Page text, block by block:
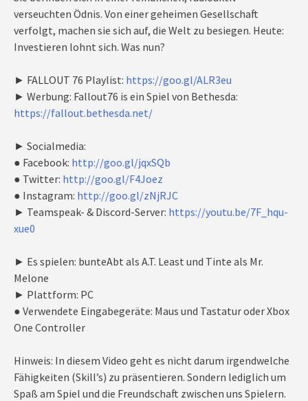
verseuchten Ödnis. Von einer geheimen Gesellschaft
verfolgt, machen sie sich auf, die Welt zu besiegen. Heute:
Investieren lohnt sich. Was nun?
► FALLOUT 76 Playlist: https://goo.gl/ALR3eu
► Werbung: Fallout76 is ein Spiel von Bethesda:
https://fallout.bethesda.net/
► Socialmedia:
● Facebook: http://goo.gl/jqxSQb
● Twitter: http://goo.gl/F4Joez
● Instagram: http://goo.gl/zNjRJC
► Teamspeak- & Discord-Server: https://youtu.be/7F_hqu-
xue0
► Es spielen: bunteAbt als A.T. Least und Tinte als Mr.
Melone
► Plattform: PC
● Verwendete Eingabegeräte: Maus und Tastatur oder Xbox
One Controller
Hinweis: In diesem Video geht es nicht darum irgendwelche
Fähigkeiten (Skill’s) zu präsentieren. Sondern lediglich um
Spaß am Spiel und die Freundschaft zwischen uns Spielern.